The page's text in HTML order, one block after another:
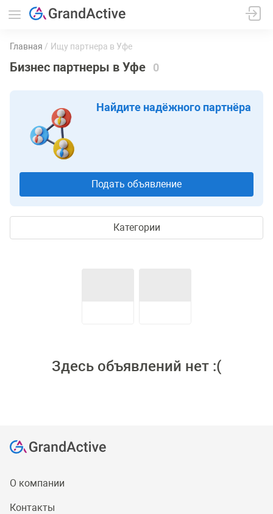
Главная Ищу партнера в Уфе
Бизнес партнеры в Уфе 0
Найдите надёжного партнёра
Подать объявление
Категории
Здесь объявлений нет :(
О компании
Контакты